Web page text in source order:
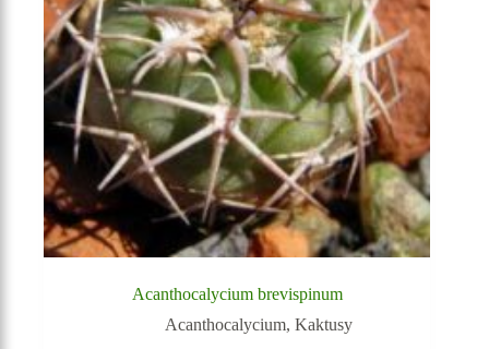
Acanthocalycium brevispinum
Acanthocalycium,Kaktusy